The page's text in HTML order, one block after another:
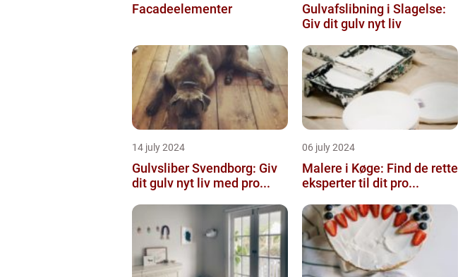
Facadeelementer
Gulvafslibning i Slagelse:
Giv dit gulv nyt liv
14 july 2024
Gulvsliber Svendborg: Giv
dit gulv nyt liv med pro...
06 july 2024
Malere i Køge: Find de rette
eksperter til dit pro...